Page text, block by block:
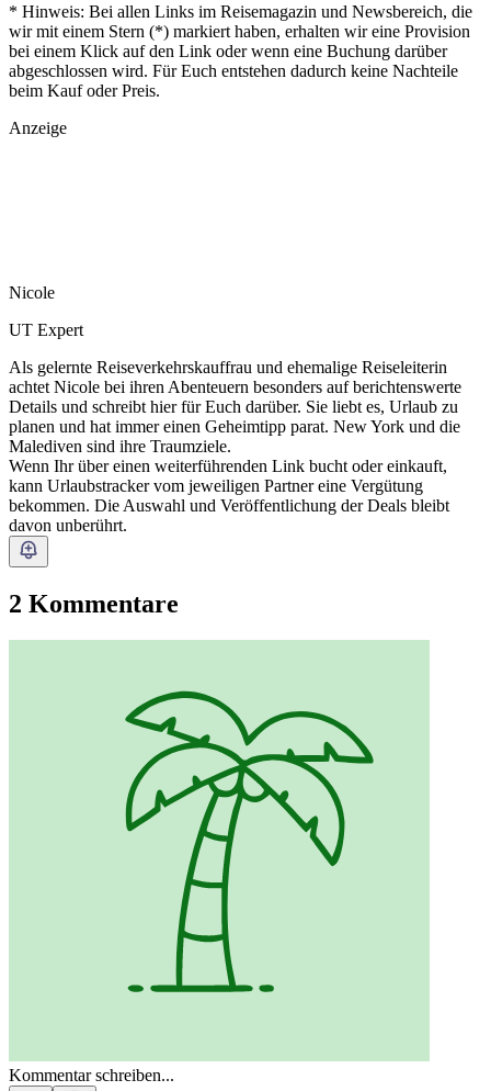
* Hinweis: Bei allen Links im Reisemagazin und Newsbereich, die
wir mit einem Stern (*) markiert haben, erhalten wir eine Provision
bei einem Klick auf den Link oder wenn eine Buchung darüber
abgeschlossen wird. Für Euch entstehen dadurch keine Nachteile
beim Kauf oder Preis.
Anzeige
Nicole
UT Expert
Als gelernte Reiseverkehrskauffrau und ehemalige Reiseleiterin
achtet Nicole bei ihren Abenteuern besonders auf berichtenswerte
Details und schreibt hier für Euch darüber. Sie liebt es, Urlaub zu
planen und hat immer einen Geheimtipp parat. New York und die
Malediven sind ihre Traumziele.
Wenn Ihr über einen weiterführenden Link bucht oder einkauft,
kann Urlaubstracker vom jeweiligen Partner eine Vergütung
bekommen. Die Auswahl und Veröffentlichung der Deals bleibt
davon unberührt.
2 Kommentare
Kommentar schreiben...